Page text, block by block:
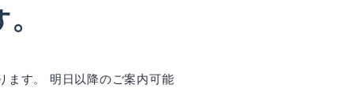
ます。 明日以降のご案内可能